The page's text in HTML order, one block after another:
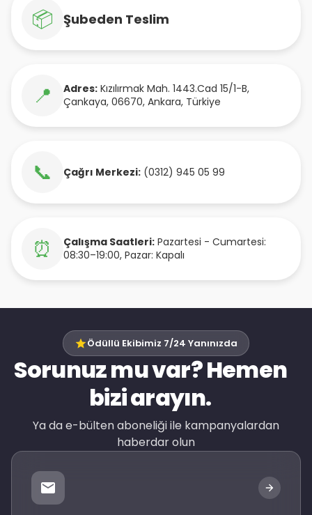
📦 Şubeden Teslim
📍 Adres: Kızılırmak Mah. 1443.Cad 15/1-B,
Çankaya, 06670, Ankara, Türkiye
📞 Çağrı Merkezi: (0312) 945 05 99
⏰ Çalışma Saatleri: Pazartesi - Cumartesi:
08:30–19:00, Pazar: Kapalı
Ödüllü Ekibimiz 7/24 Yanınızda
Sorunuz mu var? Hemen
bizi arayın.
Ya da e-bülten aboneliği ile kampanyalardan
haberdar olun